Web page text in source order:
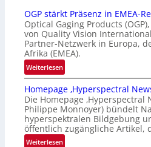
t
i
o
n
l
V
i
s
i
o
l
a
n
d
o
b
e
t
e
i
i
OGP stärkt Präsenz in EMEA-
Optical Gaging Products
von Quality Vision
Partner-Netzwerk in Europa,
Afrika (EMEA).
Weiterlesen:
O
G
P
s
t
ä
Homepage ‚Hyperspectral
Die Homepage ‚Hyperspectral
Philippe Monnoyer) bündelt
hyperspektralen Bildgebung
öffentlich zugängliche Artikel,
Weiterlesen: